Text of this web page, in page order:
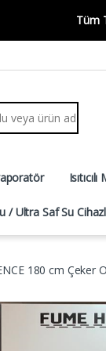
Tüm
/ Ultra Saf Su
180 cm Çeker